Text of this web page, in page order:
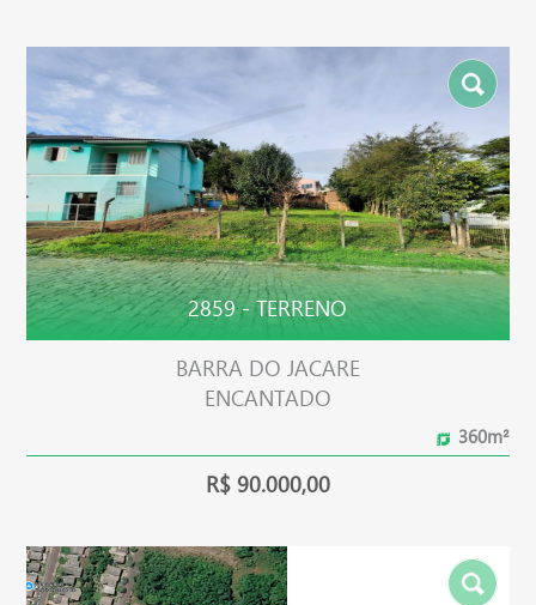
2859 - TERRENO
BARRA DO JACARE
ENCANTADO
360m²
R$ 90.000,00